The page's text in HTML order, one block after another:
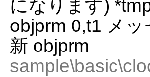
になります)
objprm 0,t1 メ
新 objprm